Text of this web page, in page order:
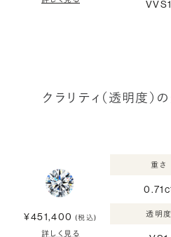
VVS1
クラリティ（透明度）
¥451,400 (税込)
詳しく見る
重さ
透明度